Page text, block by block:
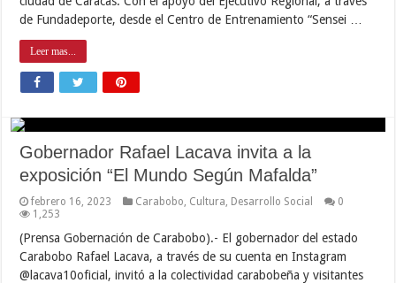
de Fundadeporte, desde el Centro de Entrenamiento “Sensei …
Leer mas...
Gobernador Rafael Lacava invita a la
exposición “El Mundo Según Mafalda”
febrero 16, 2023 Carabobo Cultura Desarrollo Social
0
1,253
(Prensa Gobernación de Carabobo).- El gobernador del estado
Carabobo Rafael Lacava, a través de su cuenta en Instagram
@lacava10oficial, invitó a la colectividad carabobeña y visitantes